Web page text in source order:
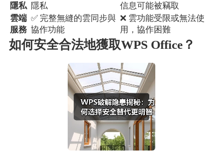
隱私 隱私
信息可能被竊取
雲端
服務
✅ 完整無縫的雲同步與
協作功能
❌ 雲功能受限或無法使
用，協作困難
如何安全合法地獲取WPS Office？